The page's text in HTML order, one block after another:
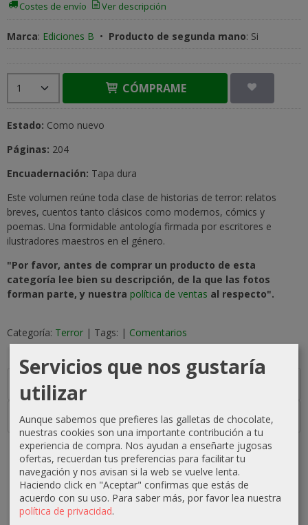
MARCAS
Costes de envío Ver descripción
Marca: Ediciones B • Producto de segunda mano: Si
CÓMPRAME
Estado: Como nuevo
Páginas: 204
Encuadernación: Tapa dura
Este volumen reúne toda clase de historias de terror: relatos
breves, cuentos tanto clásicos como modernos, cómics y
poemas. Una formidable antología firmada por escritores e
ilustradores maestros en el género.
"Por favor, antes de comprar un producto de esta
categoría lee bien su descripción, de la que las fotos
forman parte, y nuestra política de ventas al respecto".
Categoría: Terror | Tags: | Comentarios
Descripción
Costes de Envío
Servicios que nos gustaría
utilizar
Aunque sabemos que prefieres las galletas de chocolate,
nuestras cookies son una importante contribución a tu
experiencia de compra. Nos ayudan a enseñarte jugosas
ofertas, recuerdan tus preferencias para facilitar tu
navegación y nos avisan si la web se vuelve lenta.
Haciendo click en "Aceptar" confirmas que estás de
acuerdo con su uso. Para saber más, por favor lea nuestra
política de privacidad.